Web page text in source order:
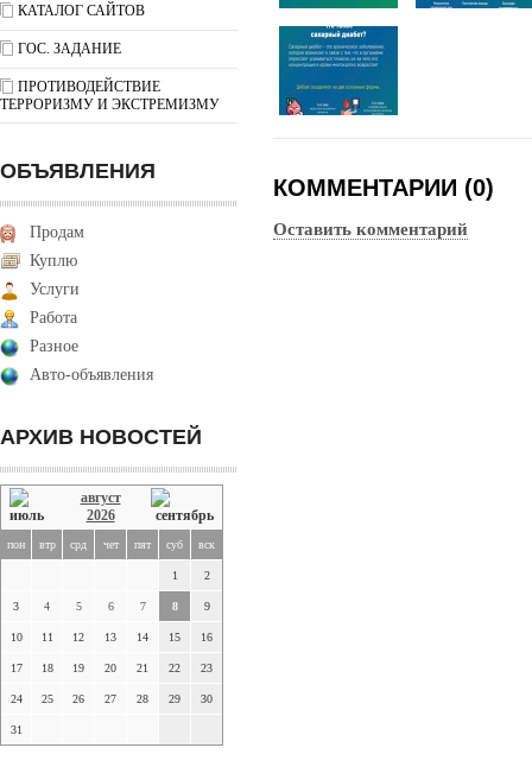
КАТАЛОГ САЙТОВ
ГОС. ЗАДАНИЕ
ПРОТИВОДЕЙСТВИЕ
ТЕРРОРИЗМУ И ЭКСТРЕМИЗМУ
ОБЪЯВЛЕНИЯ
Продам
Куплю
Услуги
Работа
Разное
Авто-объявления
АРХИВ НОВОСТЕЙ
август
2026
пон втр срд чет пят суб вск
1 2
3 4 5 6 7 8 9
10 11 12 13 14 15 16
17 18 19 20 21 22 23
24 25 26 27 28 29 30
31
КОММЕНТАРИИ (0)
Оставить комментарий